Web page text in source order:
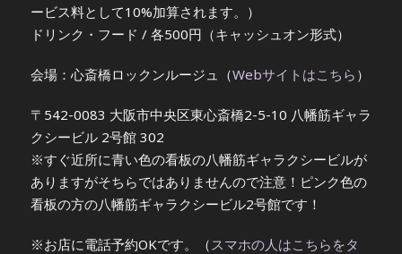
ービス料として10%加算されます。）
ドリンク・フード / 各500円（キャッシュオン形式）
会場：心斎橋ロックンルージュ（Webサイトはこちら ）
〒542-0083 大阪市中央区東心斎橋2-5-10 八幡筋ギャラ
クシービル 2号館 302
※すぐ近所に青い色の看板の八幡筋ギャラクシービルが
ありますがそちらではありませんので注意！ピンク色の
看板の方の八幡筋ギャラクシービル2号館です！
※お店に電話予約OKです。（ スマホの人はこちらをタ